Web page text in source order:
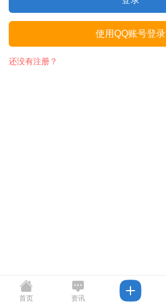
使用QQ账号登录
还没有注册？
首页 资讯